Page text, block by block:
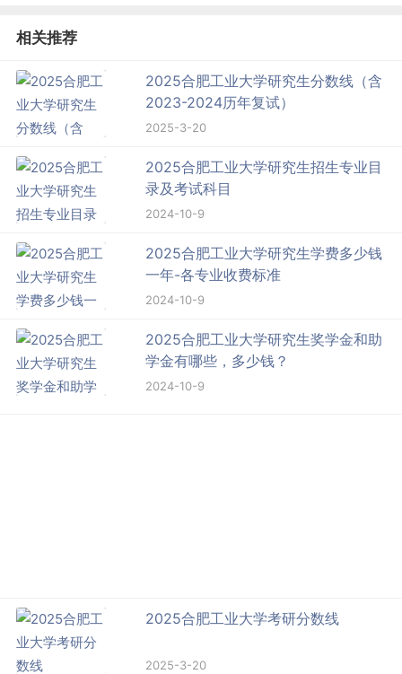
相关推荐
2025合肥工业大学研究生分数线（含
2023-2024历年复试）
2025-3-20
2025合肥工业大学研究生招生专业目
录及考试科目
2024-10-9
2025合肥工业大学研究生学费多少钱
一年-各专业收费标准
2024-10-9
2025合肥工业大学研究生奖学金和助
学金有哪些，多少钱？
2024-10-9
2025合肥工业大学考研分数线
2025-3-20